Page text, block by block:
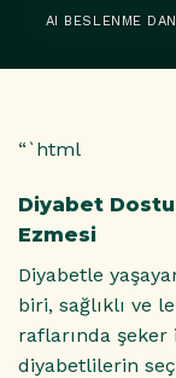
AI BESLENME
“`html
Diyabet Dostu
Ezmesi
Diyabetle
biri, sağlıklı ve
raflarında
diyabetlilerin